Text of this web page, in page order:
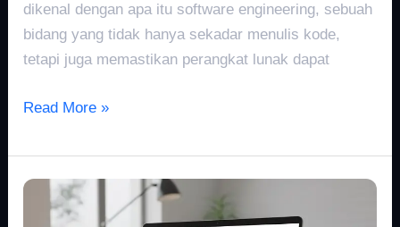
dikenal dengan apa itu software engineering, sebuah
bidang yang tidak hanya sekadar menulis kode,
tetapi juga memastikan perangkat lunak dapat
Read More »
Pagespeed
Google: